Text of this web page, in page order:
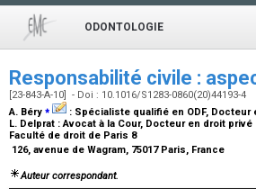
ODONTOLOGIE
Responsabilité civile :
[23-843-A-10] - Doi : 10.1016/S1283-0860(20)44193-4
A. Béry ⁎ : Spécialiste qualifié en ODF,
L. Delprat :Avocat à la Cour, Docteur en droit
Faculté de droit de Paris 8
126, avenue de Wagram, 75017 Paris, France
Auteur correspondant.